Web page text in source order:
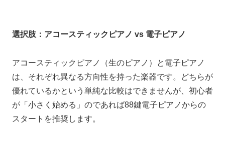
選択肢：アコースティックピアノ vs 電子ピアノ
アコースティックピアノ（生のピアノ）と電子ピアノ
は、それぞれ異なる方向性を持った楽器です。どちらが
優れているかという単純な比較はできませんが、初心者
が「小さく始める」のであれば88鍵電子ピアノからの
スタートを推奨します。